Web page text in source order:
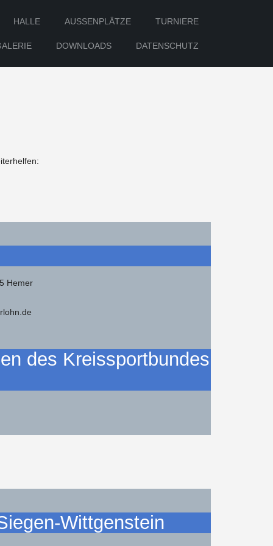
HALLE AUSSENPLÄTZE TURNIERE
DOWNLOADS DATENSCHUTZ
Hemer
des Kreissportbundes
Wittgenstein